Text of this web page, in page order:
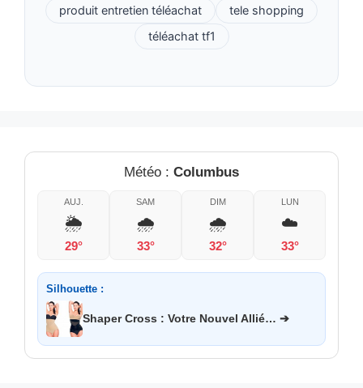
produit entretien téléachat
tele shopping
téléachat tf1
Météo : Columbus
AUJ.
🌦️
29°
SAM
🌧️
33°
DIM
🌧️
32°
LUN
☁️
33°
Silhouette :
Shaper Cross : Votre Nouvel Allié… ➔